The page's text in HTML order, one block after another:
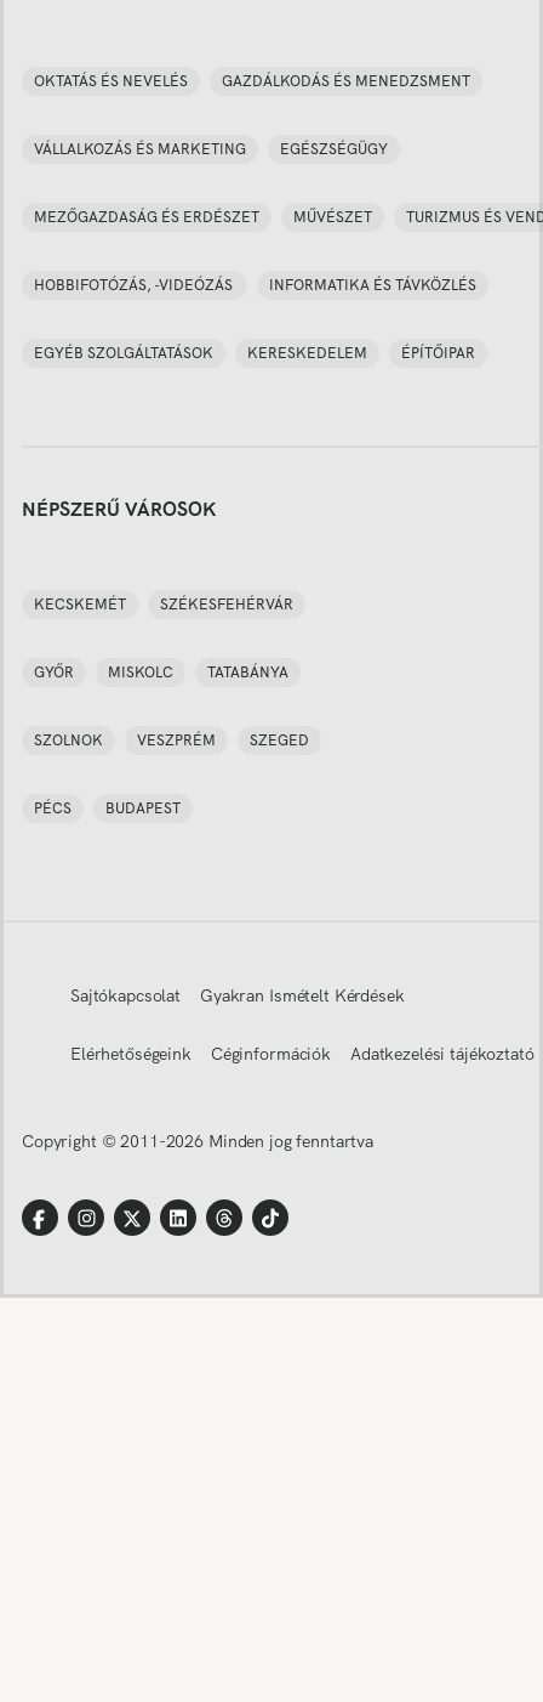
OKTATÁS ÉS NEVELÉS GAZDÁLKODÁS ÉS MENEDZSMENT
VÁLLALKOZÁS ÉS MARKETING EGÉSZSÉGÜGY
MEZŐGAZDASÁG ÉS ERDÉSZET MŰVÉSZET TURIZMUS ÉS
HOBBIFOTÓZÁS, -VIDEÓZÁS INFORMATIKA ÉS TÁVKÖZLÉS
EGYÉB SZOLGÁLTATÁSOK KERESKEDELEM ÉPÍTŐIPAR
NÉPSZERŰ VÁROSOK
KECSKEMÉT SZÉKESFEHÉRVÁR
GYŐR MISKOLC TATABÁNYA
SZOLNOK VESZPRÉM SZEGED
PÉCS BUDAPEST
Sajtókapcsolat Gyakran Ismételt Kérdések
Elérhetőségeink Céginformációk Adatkezelési tájékoztató
Copyright © 2011-2026 Minden jog fenntartva